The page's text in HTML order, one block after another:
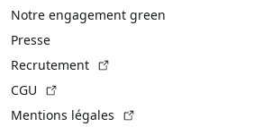
Notre engagement green
Presse
Recrutement
CGU
Mentions légales